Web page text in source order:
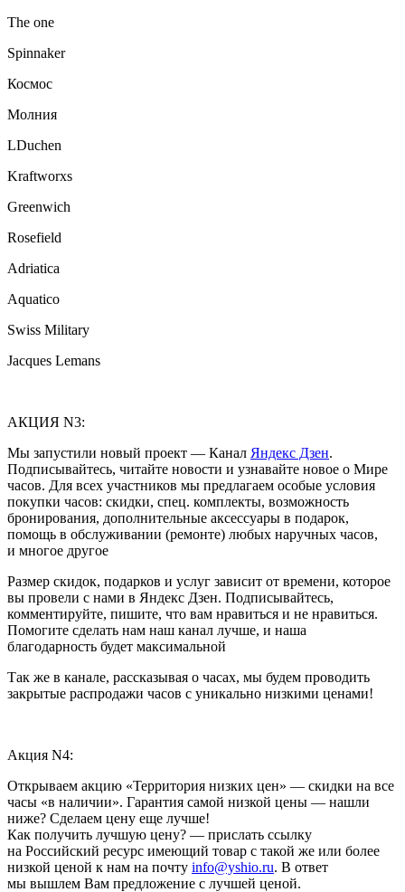
The one
Spinnaker
Космос
Молния
LDuchen
Kraftworxs
Greenwich
Rosefield
Adriatica
Aquatico
Swiss Military
Jacques Lemans
АКЦИЯ N3:
Мы запустили новый проект — Канал Яндекс Дзен.
Подписывайтесь, читайте новости и узнавайте новое о Мире
часов. Для всех участников мы предлагаем особые условия
покупки часов: скидки, спец. комплекты, возможность
бронирования, дополнительные аксессуары в подарок,
помощь в обслуживании (ремонте) любых наручных часов,
и многое другое
Размер скидок, подарков и услуг зависит от времени, которое
вы провели с нами в Яндекс Дзен. Подписывайтесь,
комментируйте, пишите, что вам нравиться и не нравиться.
Помогите сделать нам наш канал лучше, и наша
благодарность будет максимальной
Так же в канале, рассказывая о часах, мы будем проводить
закрытые распродажи часов с уникально низкими ценами!
Акция N4:
Открываем акцию «Территория низких цен» — скидки на все
часы «в наличии». Гарантия самой низкой цены — нашли
ниже? Сделаем цену еще лучше!
Как получить лучшую цену? — прислать ссылку
на Российский ресурс имеющий товар с такой же или более
низкой ценой к нам на почту info@yshio.ru. В ответ
мы вышлем Вам предложение с лучшей ценой.